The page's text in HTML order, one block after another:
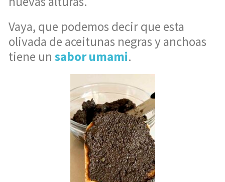
Vaya, que podemos decir que esta
olivada de aceitunas negras y anchoas
tiene un sabor umami.